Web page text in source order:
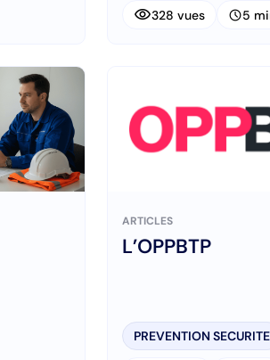
visibility328 vues schedule5
ARTICLES
L’OPPBTP
PREVENTION SECURITE